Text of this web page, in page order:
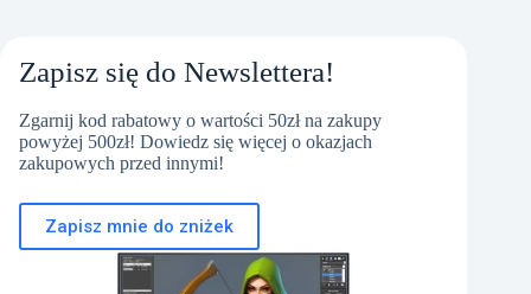
Zapisz się do Newslettera!
Zgarnij kod rabatowy o wartości 50zł na zakupy
powyżej 500zł! Dowiedz się więcej o okazjach
zakupowych przed innymi!
Zapisz mnie do zniżek